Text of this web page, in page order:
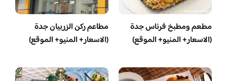
مطعم ومطبخ فرناس جدة
(الاسعار+ المنيو+ الموقع)
مطاعم ركن الزربيان جدة
(الاسعار+ المنيو+ الموقع)